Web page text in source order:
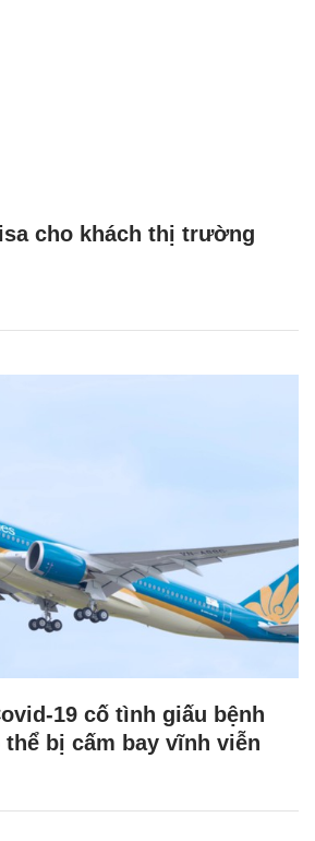
cho khách thị trường
19 cố tình giấu bệnh
thể bị cấm bay vĩnh viễn